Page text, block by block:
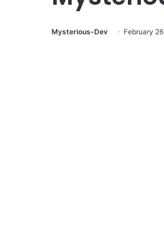
Mysterious-Dev February